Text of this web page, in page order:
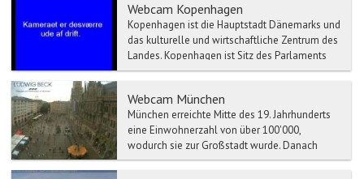
Webcam Kopenhagen
Kopenhagen ist die Hauptstadt Dänemarks und
das kulturelle und wirtschaftliche Zentrum des
Landes. Kopenhagen ist Sitz des Parlaments
und der Regie...
Webcam München
München erreichte Mitte des 19. Jahrhunderts
eine Einwohnerzahl von über 100'000,
wodurch sie zur Großstadt wurde. Danach
stieg die Einwohnerzahl w...